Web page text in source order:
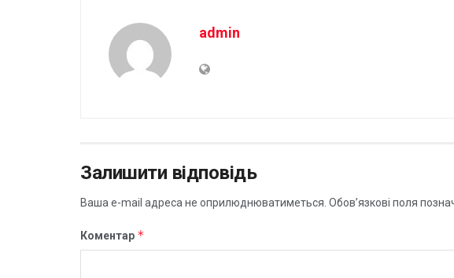
admin
Залишити відповідь
Ваша e-mail адреса не оприлюднюватиметься. Обов’язкові поля
Коментар *